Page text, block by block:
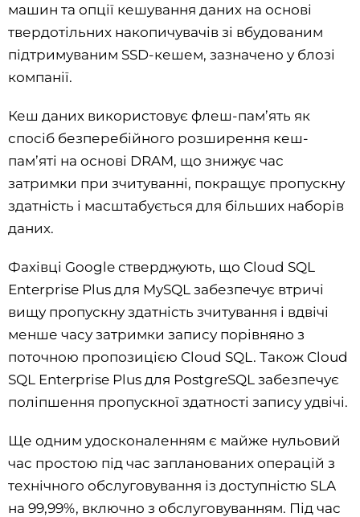
машин та опції кешування даних на основі
твердотільних накопичувачів зі вбудованим
підтримуваним SSD-кешем, зазначено у блозі
компанії.
Кеш даних використовує флеш-пам’ять як
спосіб безперебійного розширення кеш-
пам’яті на основі DRAM, що знижує час
затримки при зчитуванні, покращує пропускну
здатність і масштабується для більших наборів
даних.
Фахівці Google стверджують, що Cloud SQL
Enterprise Plus для MySQL забезпечує втричі
вищу пропускну здатність зчитування і вдвічі
менше часу затримки запису порівняно з
поточною пропозицією Cloud SQL. Також Cloud
SQL Enterprise Plus для PostgreSQL забезпечує
поліпшення пропускної здатності запису удвічі.
Ще одним удосконаленням є майже нульовий
час простою під час запланованих операцій з
технічного обслуговування із доступністю SLA
на 99,99%, включно з обслуговуванням. Під час